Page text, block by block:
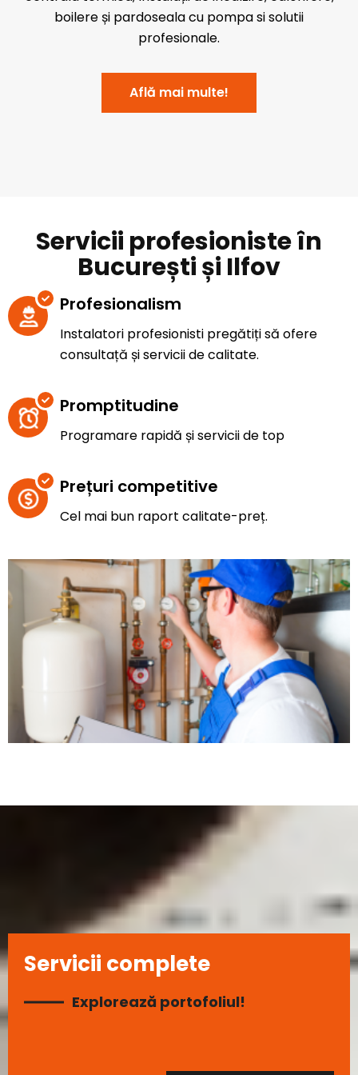
boilere și pardoseala cu pompa si solutii
profesionale.
Află mai multe!
Servicii profesioniste în
București și Ilfov
Profesionalism
Instalatori profesionisti pregătiți să ofere
consultață și servicii de calitate.
Promptitudine
Programare rapidă și servicii de top
Prețuri competitive
Cel mai bun raport calitate-preț.
Servicii complete
Explorează portofoliul!